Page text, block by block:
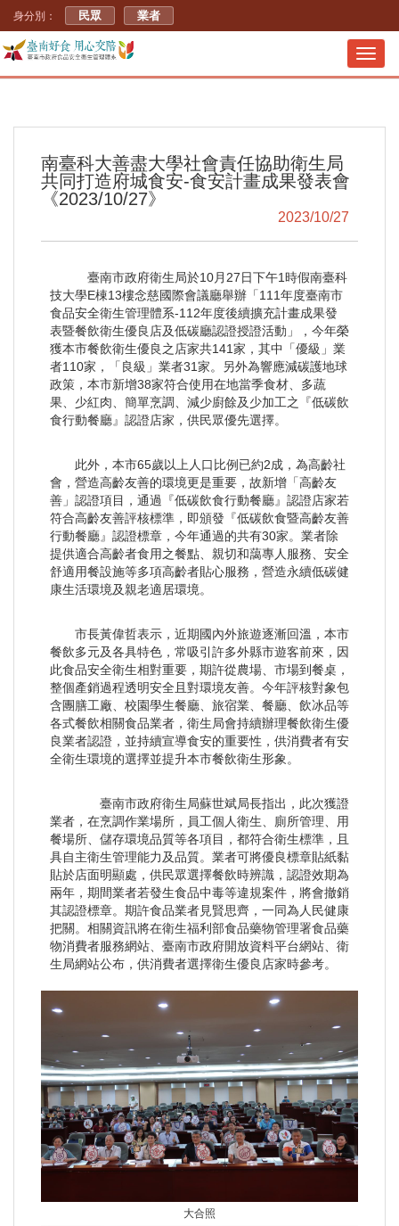
身分別： 民眾 業者
南臺科大善盡大學社會責任協助衛生局
共同打造府城食安-食安計畫成果發表會
《2023/10/27》
2023/10/27
臺南市政府衛生局於10月27日下午1時假南臺科
技大學E棟13樓念慈國際會議廳舉辦「111年度臺南市
食品安全衛生管理體系-112年度後續擴充計畫成果發
表暨餐飲衛生優良店及低碳廳認證授證活動」，今年榮
獲本市餐飲衛生優良之店家共141家，其中「優級」業
者110家，「良級」業者31家。另外為響應減碳護地球
政策，本市新增38家符合使用在地當季食材、多蔬
果、少紅肉、簡單烹調、減少廚餘及少加工之『低碳飲
食行動餐廳』認證店家，供民眾優先選擇。
此外，本市65歲以上人口比例已約2成，為高齡社
會，營造高齡友善的環境更是重要，故新增「高齡友
善」認證項目，通過『低碳飲食行動餐廳』認證店家若
符合高齡友善評核標準，即頒發『低碳飲食暨高齡友善
行動餐廳』認證標章，今年通過的共有30家。業者除
提供適合高齡者食用之餐點、親切和藹專人服務、安全
舒適用餐設施等多項高齡者貼心服務，營造永續低碳健
康生活環境及親老適居環境。
市長黃偉哲表示，近期國內外旅遊逐漸回溫，本市
餐飲多元及各具特色，常吸引許多外縣市遊客前來，因
此食品安全衛生相對重要，期許從農場、市場到餐桌，
整個產銷過程透明安全且對環境友善。今年評核對象包
含團膳工廠、校園學生餐廳、旅宿業、餐廳、飲冰品等
各式餐飲相關食品業者，衛生局會持續辦理餐飲衛生優
良業者認證，並持續宣導食安的重要性，供消費者有安
全衛生環境的選擇並提升本市餐飲衛生形象。
臺南市政府衛生局蘇世斌局長指出，此次獲證
業者，在烹調作業場所，員工個人衛生、廁所管理、用
餐場所、儲存環境品質等各項目，都符合衛生標準，且
具自主衛生管理能力及品質。業者可將優良標章貼紙黏
貼於店面明顯處，供民眾選擇餐飲時辨識，認證效期為
兩年，期間業者若發生食品中毒等違規案件，將會撤銷
其認證標章。期許食品業者見賢思齊，一同為人民健康
把關。相關資訊將在衛生福利部食品藥物管理署食品藥
物消費者服務網站、臺南市政府開放資料平台網站、衛
生局網站公布，供消費者選擇衛生優良店家時參考。
大合照